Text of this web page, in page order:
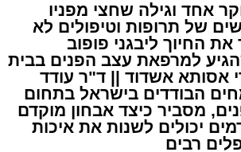
אחד וגילה שחצי מפניו
של תרופות וטיפולים לא
את החיוך ליבגני פופוב
למרפאת עצב הפנים בבית
אסותא אשדוד || ד"ר עודד
הבודדים בישראל בתחום
מסביר כיצד אבחון מוקדם
יכולים לשנות את איכות
רבים